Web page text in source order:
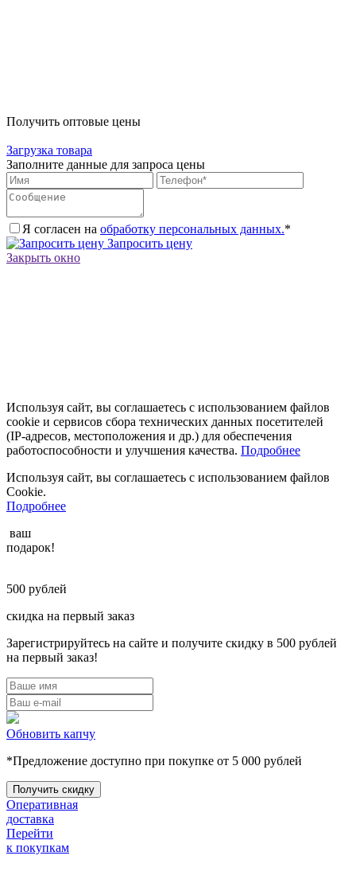
Получить оптовые цены
Загрузка товара
Заполните данные для запроса цены
Я согласен на обработку персональных данных.*
Запросить цену
Закрыть окно
Используя сайт, вы соглашаетесь с использованием файлов
cookie и сервисов сбора технических данных посетителей
(IP‑адресов, местоположения и др.) для обеспечения
работоспособности и улучшения качества. Подробнее
Используя сайт, вы соглашаетесь с использованием файлов
Cookie.
Подробнее
ваш
подарок!
500 рублей
скидка на первый заказ
Зарегистрируйтесь на сайте и получите скидку в 500 рублей
на первый заказ!
Обновить капчу
*Предложение доступно при покупке от 5 000 рублей
Оперативная
доставка
Перейти
к покупкам